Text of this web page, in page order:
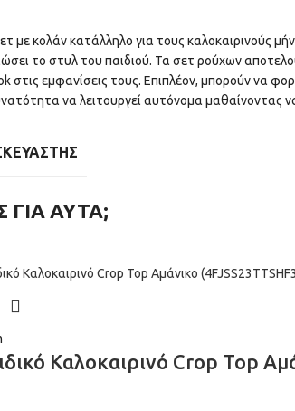
με κολάν κατάλληλο για τους καλοκαιρινούς
το στυλ του παιδιού. Τα σετ ρούχων
στις εμφανίσεις τους. Επιπλέον, μπορούν να
να λειτουργεί αυτόνομα μαθαίνοντας
ΓΙΑ ΑΥΤΑ;
Καλοκαιρινό Crop Top